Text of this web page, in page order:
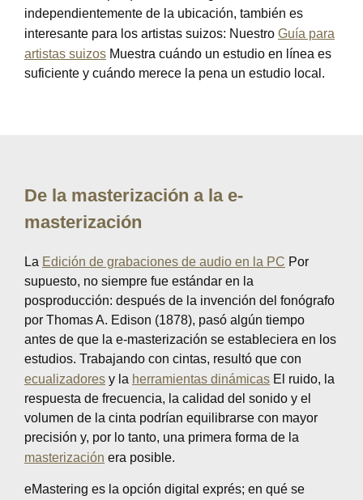
independientemente de la ubicación, también es
interesante para los artistas suizos: Nuestro Guía para
artistas suizos Muestra cuándo un estudio en línea es
suficiente y cuándo merece la pena un estudio local.
De la masterización a la e-
masterización
La Edición de grabaciones de audio en la PC Por
supuesto, no siempre fue estándar en la
posproducción: después de la invención del fonógrafo
por Thomas A. Edison (1878), pasó algún tiempo
antes de que la e-masterización se estableciera en los
estudios. Trabajando con cintas, resultó que con
ecualizadores y la herramientas dinámicas El ruido, la
respuesta de frecuencia, la calidad del sonido y el
volumen de la cinta podrían equilibrarse con mayor
precisión y, por lo tanto, una primera forma de la
masterización era posible.
eMastering es la opción digital exprés; en qué se